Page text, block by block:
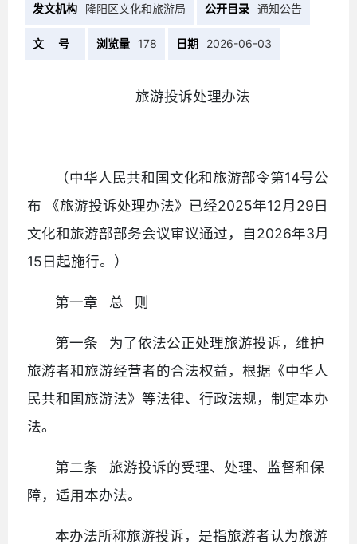
发文机构 隆阳区文化和旅游局 公开目录 通知公告
文 号 浏览量 178 日期 2026-06-03
旅游投诉处理办法
（中华人民共和国文化和旅游部令第14号公
布 《旅游投诉处理办法》已经2025年12月29日
文化和旅游部部务会议审议通过，自2026年3月
15日起施行。）
第一章 总 则
第一条 为了依法公正处理旅游投诉，维护
旅游者和旅游经营者的合法权益，根据《中华人
民共和国旅游法》等法律、行政法规，制定本办
法。
第二条 旅游投诉的受理、处理、监督和保
障，适用本办法。
本办法所称旅游投诉，是指旅游者认为旅游